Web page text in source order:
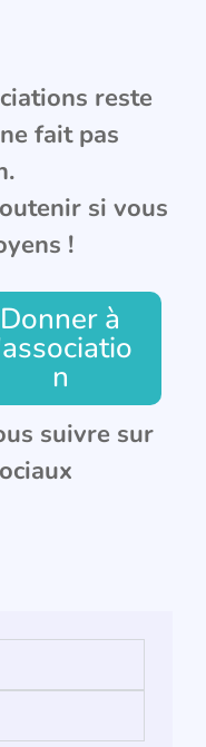
reste
fait pas
si vous
!
Donner à
n
suivre sur